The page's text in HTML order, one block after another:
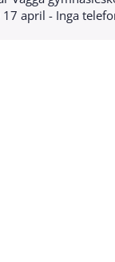
april - 08:00-12:00 17 april - Inga